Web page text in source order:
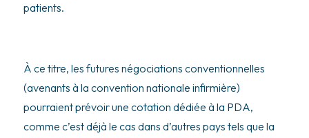
patients.
À ce titre, les futures négociations conventionnelles
(avenants à la convention nationale infirmière)
pourraient prévoir une cotation dédiée à la PDA,
comme c’est déjà le cas dans d’autres pays tels que la